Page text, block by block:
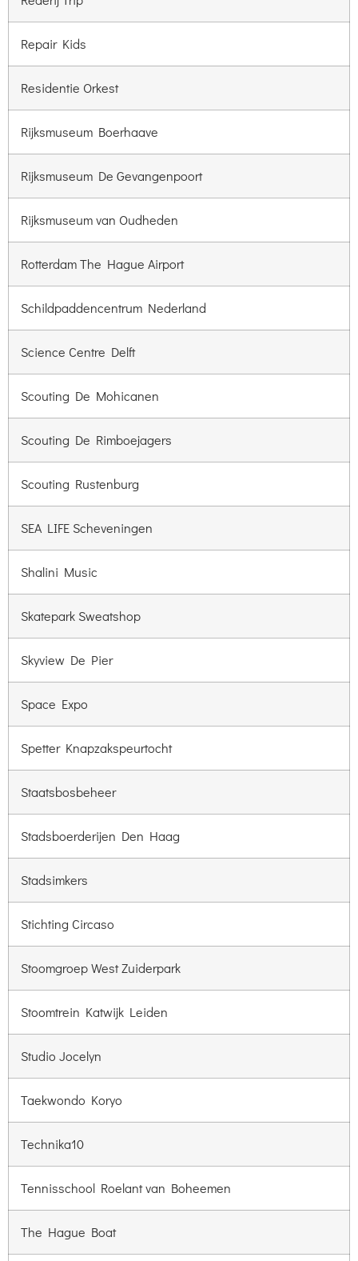
Repair Kids
Residentie Orkest
Rijksmuseum Boerhaave
Rijksmuseum De Gevangenpoort
Rijksmuseum van Oudheden
Rotterdam The Hague Airport
Schildpaddencentrum Nederland
Science Centre Delft
Scouting De Mohicanen
Scouting De Rimboejagers
Scouting Rustenburg
SEA LIFE Scheveningen
Shalini Music
Skatepark Sweatshop
Skyview De Pier
Space Expo
Spetter Knapzakspeurtocht
Staatsbosbeheer
Stadsboerderijen Den Haag
Stadsimkers
Stichting Circaso
Stoomgroep West Zuiderpark
Stoomtrein Katwijk Leiden
Studio Jocelyn
Taekwondo Koryo
Technika10
Tennisschool Roelant van Boheemen
The Hague Boat